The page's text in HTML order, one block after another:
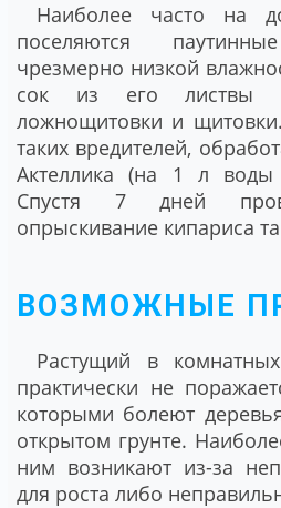
Наиболее часто на
поселяются
чрезмерно низкой
сок из его листвы
ложнощитовки и
таких вредителей,
Актеллика (на 1 л воды
Спустя 7 дней
опрыскивание кипариса
ВОЗМОЖНЫЕ
Растущий в
практически не
которыми болеют
открытом грунте.
ним возникают из-за
для роста либо